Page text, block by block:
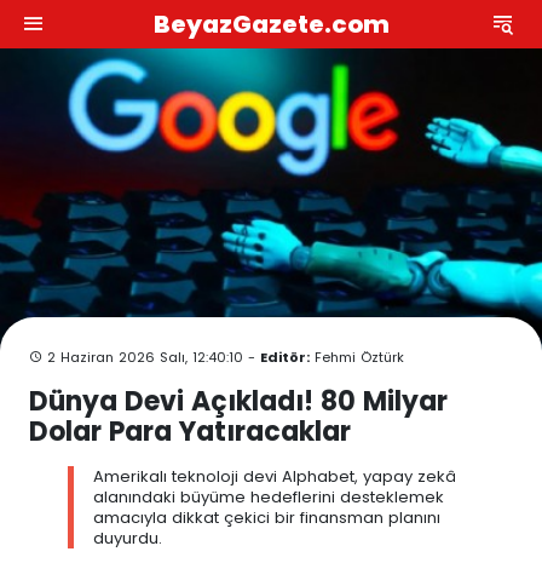
BeyazGazete.com
2 Haziran 2026 Salı, 12:40:10 - Editör: Fehmi Öztürk
Dünya Devi Açıkladı! 80 Milyar
Dolar Para Yatıracaklar
Amerikalı teknoloji devi Alphabet, yapay zekâ
alanındaki büyüme hedeflerini desteklemek
amacıyla dikkat çekici bir finansman planını
duyurdu.